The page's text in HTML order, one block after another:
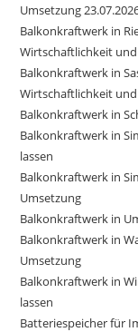
Umsetzung
Balkonkraftwerk in
Wirtschaftlichkeit
Balkonkraftwerk in
Wirtschaftlichkeit
Balkonkraftwerk in
Balkonkraftwerk in
lassen
Balkonkraftwerk in
Umsetzung
Balkonkraftwerk in
Balkonkraftwerk in
Umsetzung
Balkonkraftwerk in
lassen
Batteriespeicher für